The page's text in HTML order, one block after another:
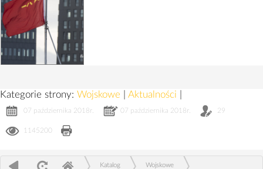
Kategorie strony: Wojskowe Aktualności
07 października 2018r. 07 października 2018r. 29
1145200
Katalog Wojskowe